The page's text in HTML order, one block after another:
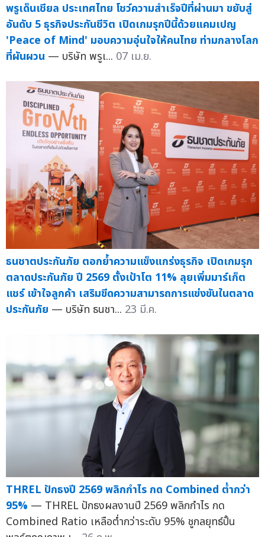
พรูเด็นเชียล ประเทศไทย โชว์ความสำเร็จปีที่ผ่านมา ขยับสู่
อันดับ 5 ธุรกิจประกันชีวิต เปิดเกมรุกปีนี้ด้วยแคมเปญ
'Peace of Mind' มอบความอุ่นใจให้คนไทย ท่ามกลางโลก
ที่ผันผวน — บริษัท พรูเ... 07 เม.ย.
ธนชาตประกันภัย ตอกย้ำความแข็งแกร่งธุรกิจ เปิดเกมรุก
ตลาดประกันภัย ปี 2569 ตั้งเป้าโต 11% ลุยเพิ่มมาร์เก็ต
แชร์ เข้าใจลูกค้า เสริมขีดความสามารถการแข่งขันในตลาด
ประกันภัย — บริษัท ธนชา... 23 มี.ค.
THREL ปักธงปี 2569 พลิกกำไร กด Combined ต่ำกว่า
95% — THREL ปักธงผลงานปี 2569 พลิกกำไร กด
Combined Ratio เหลือต่ำกว่าระดับ 95% ชูกลยุทธ์ปั้น